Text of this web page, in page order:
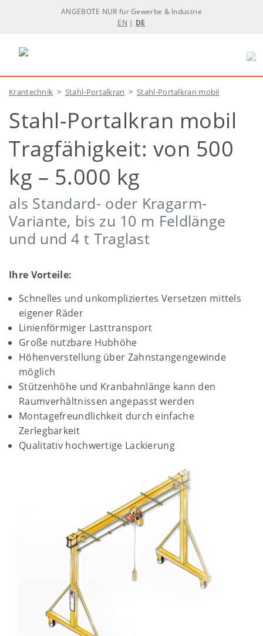
ANGEBOTE NUR für Gewerbe & Industrie
EN | DE
Krantechnik > Stahl-Portalkran >Stahl-Portalkran mobil
Stahl-Portalkran mobil
Tragfähigkeit: von 500
kg – 5.000 kg
als Standard- oder Kragarm-
Variante, bis zu 10 m Feldlänge
und und 4 t Traglast
Ihre Vorteile:
Schnelles und unkompliziertes Versetzen mittels
eigener Räder
Linienförmiger Lasttransport
Große nutzbare Hubhöhe
Höhenverstellung über Zahnstangengewinde
möglich
Stützenhöhe und Kranbahnlänge kann den
Raumverhältnissen angepasst werden
Montagefreundlichkeit durch einfache
Zerlegbarkeit
Qualitativ hochwertige Lackierung